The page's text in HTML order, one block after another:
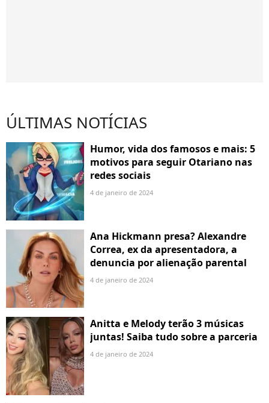
ÚLTIMAS NOTÍCIAS
Humor, vida dos famosos e mais: 5
motivos para seguir Otariano nas
redes sociais
4 de janeiro de 2024
Ana Hickmann presa? Alexandre
Correa, ex da apresentadora, a
denuncia por alienação parental
4 de janeiro de 2024
Anitta e Melody terão 3 músicas
juntas! Saiba tudo sobre a parceria
4 de janeiro de 2024